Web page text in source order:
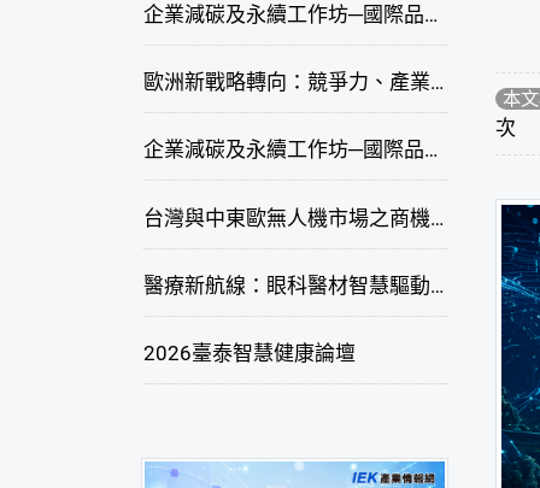
企業減碳及永續工作坊─國際品牌綠色供應鏈永續管理與實務演練(高雄場)
歐洲新戰略轉向：競爭力、產業自主與供應鏈重塑線上研討會
企業減碳及永續工作坊─國際品牌綠色供應鏈永續管理與實務演練(臺北場)
台灣與中東歐無人機市場之商機與挑戰座談會
醫療新航線：眼科醫材智慧驅動，數位醫療落地布局線上研討會
2026臺泰智慧健康論壇
本
次